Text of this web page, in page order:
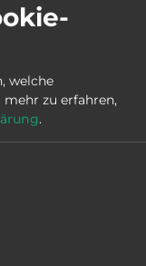
welche
mehr zu erfahren,
.